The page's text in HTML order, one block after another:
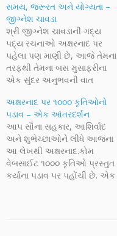
સમય, જરૂરત અને યોગ્યતા –
જીગ્નેશ ચાવડા
શ્રી જીગ્નેશ ચાવડાની ગદ્ય
પદ્ય રચનાઓ અક્ષરનાદ પર
પહેલા પણ માણી છે, આજે તેમના
તરફથી તેમના બસ મુસાફરીના
એક સુંદર અનુભવની વાત
અનુભવની વાત માનવ માનસની
એક સુંદર અને એક વરવી
બાજુનું પ્રદર્શન કરે છે. શ્રી
જીગ્નેશ ચાવડાનો આ પ્રયત્ન
આપને ગમશે તેવી આશા છે,
આવી…
અક્ષરનાદ પર ૧૦૦૦ કૃતિઓનો
પડાવ – એક આંતરદર્શન
આપ સૌના સહકાર, આશિર્વાદ
અને શુભેચ્છાઓને લીધે આજના
આ લેખથી અક્ષરનાદ.કોમ
વેબસાઈટ ૧૦૦૦ કૃતિઓ પ્રસ્તુત
કર્યાના પડાવ પર પહોંચી છે. એક